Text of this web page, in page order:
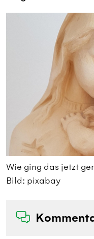
Wie ging das jetzt
Bild: pixabay